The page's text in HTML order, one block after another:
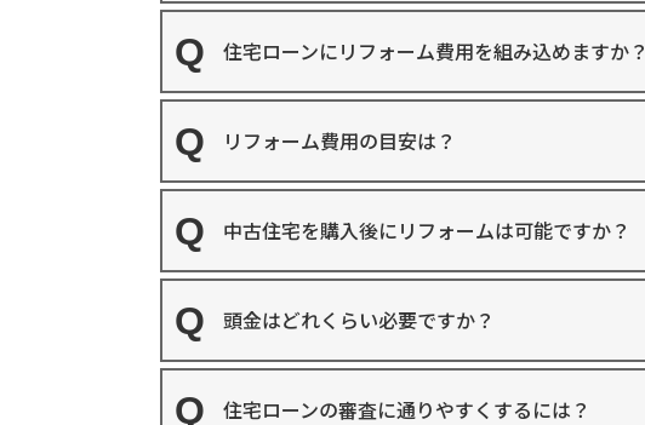
住宅ローンにリフォーム費用を組み込めますか？
リフォーム費用の目安は？
中古住宅を購入後にリフォームは可能ですか？
頭金はどれくらい必要ですか？
住宅ローンの審査に通りやすくするには？